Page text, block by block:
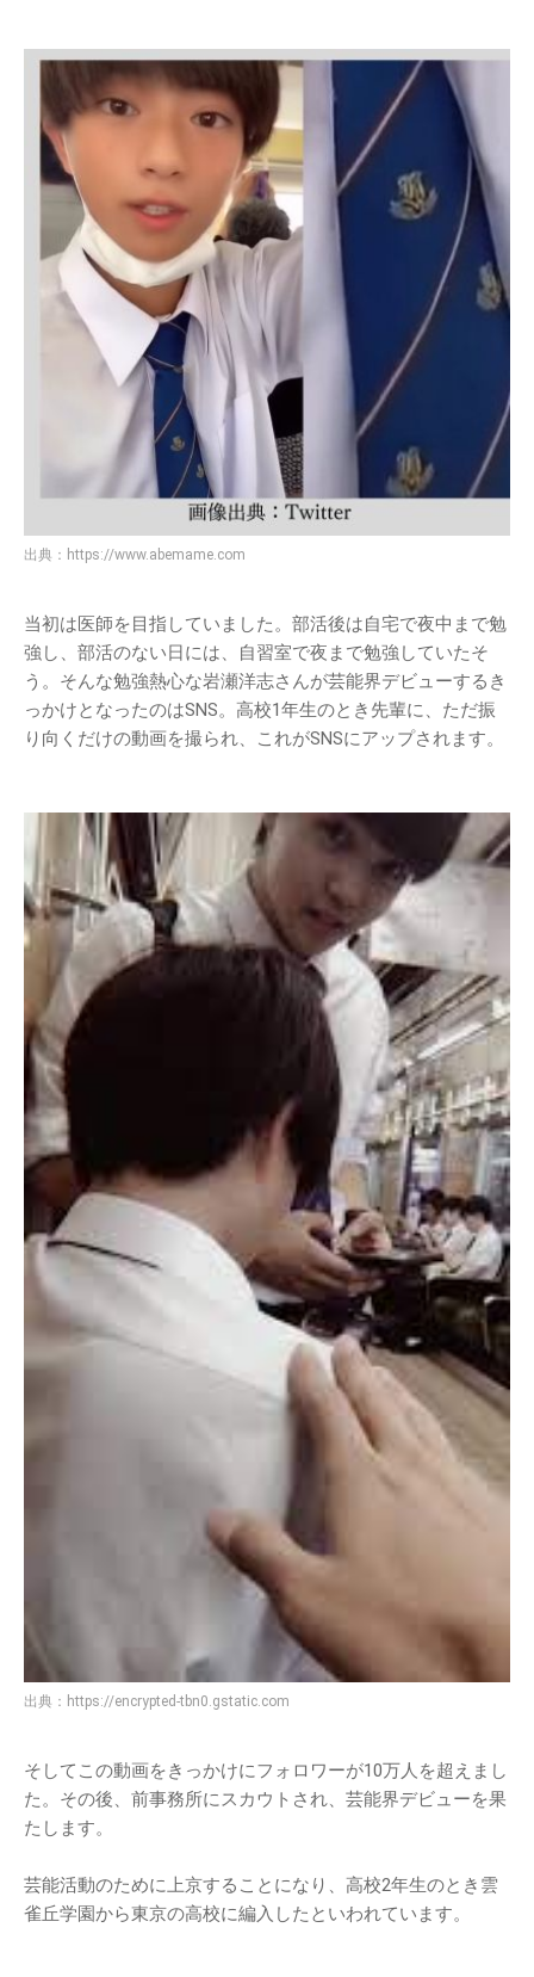
出典： https://www.abemame.com
当初は医師を目指していました。部活後は自宅で夜中まで勉
強し、部活のない日には、自習室で夜まで勉強していたそ
う。そんな勉強熱心な岩瀬洋志さんが芸能界デビューするき
っかけとなったのはSNS。高校1年生のとき先輩に、ただ振
り向くだけの動画を撮られ、これがSNSにアップされます。
出典： https://encrypted-tbn0.gstatic.com
そしてこの動画をきっかけにフォロワーが10万人を超えまし
た。その後、前事務所にスカウトされ、芸能界デビューを果
たします。
芸能活動のために上京することになり、高校2年生のとき雲
雀丘学園から東京の高校に編入したといわれています。